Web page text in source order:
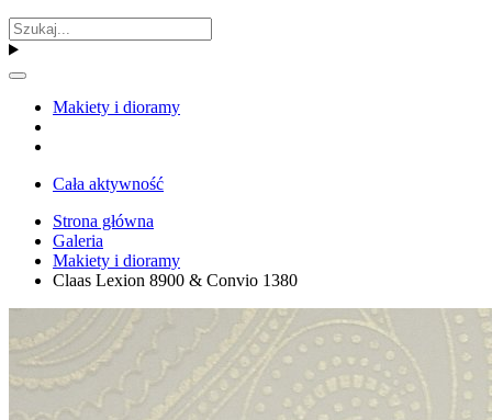
Makiety i dioramy
Cała aktywność
Strona główna
Galeria
Makiety i dioramy
Claas Lexion 8900 & Convio 1380